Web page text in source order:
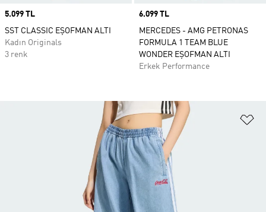
Price
5.099 TL
SST CLASSIC EŞOFMAN ALTI
Kadın Originals
3 renk
Price
6.099 TL
MERCEDES - AMG PETRONAS
FORMULA 1 TEAM BLUE
WONDER EŞOFMAN ALTI
Erkek Performance